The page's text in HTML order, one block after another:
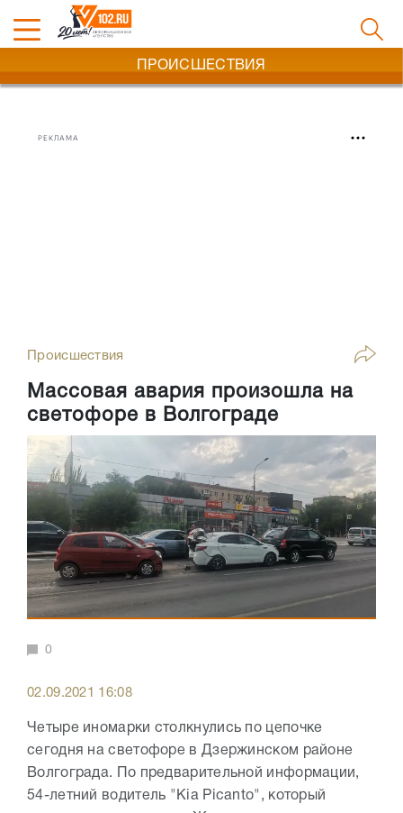
ПРОИСШЕСТВИЯ
РЕКЛАМА
Происшествия
Массовая авария произошла на
светофоре в Волгограде
0
02.09.2021 16:08
Четыре иномарки столкнулись по цепочке
сегодня на светофоре в Дзержинском районе
Волгограда. По предварительной информации,
54-летний водитель "Kia Picanto", который